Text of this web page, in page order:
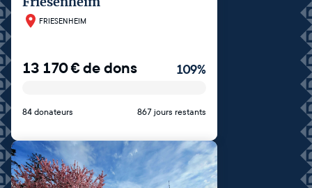
FRIESENHEIM
13 170€de dons 109%
84 donateurs 867 jours restants